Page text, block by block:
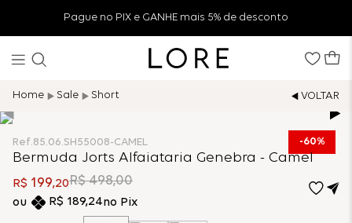
Pague no PIX e GANHE mais 5% de desconto
Sale Short
60%
Ref.85.06.SH55008-CAMEL
Bermuda Jorts Alfaiataria Genebra - Camel
R$ 199,20R$ 498,00
R$ 189,24no Pix